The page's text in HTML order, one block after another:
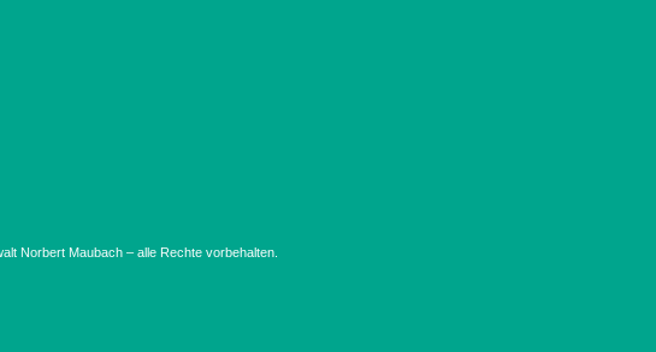
Norbert Maubach – alle Rechte vorbehalten.